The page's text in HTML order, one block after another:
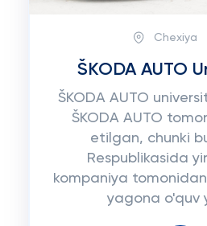
Chexiya
ŠKODA AUTO
ŠKODA AUTO
ŠKODA AUTO
etilgan, chunki
Respublikasida
kompaniya
yagona o'quv